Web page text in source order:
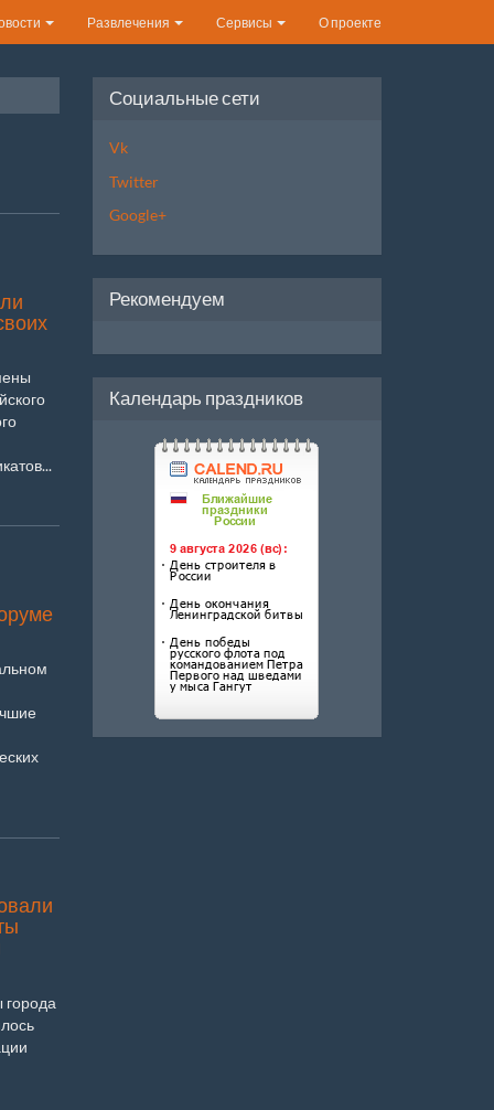
Развлечения Сервисы О проекте
города
Социальные сети
Vk
Twitter
Google+
Рекомендуем
Календарь праздников